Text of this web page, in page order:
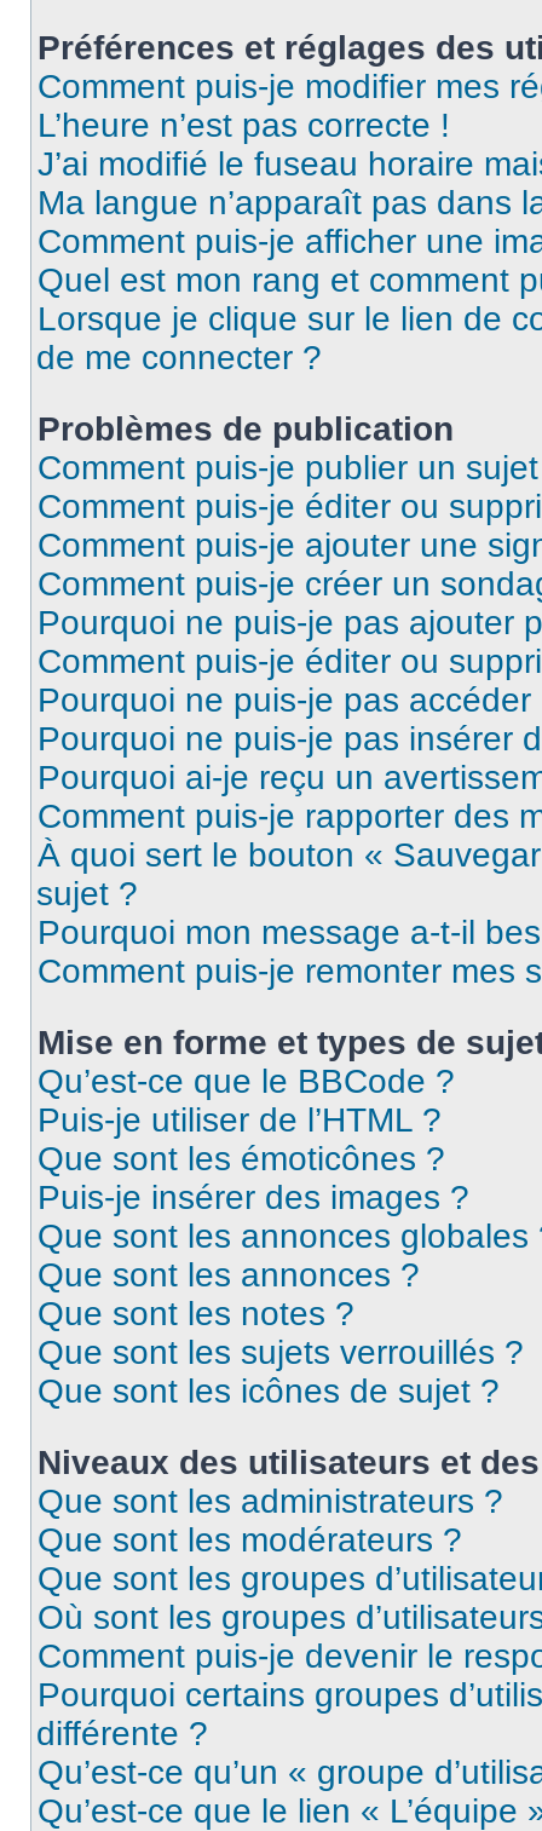
Préférences et réglages des
Comment puis-je modifier mes
L’heure n’est pas correcte !
J’ai modifié le fuseau horaire
Ma langue n’apparaît pas dans
Comment puis-je afficher une
Quel est mon rang et comment
Lorsque je clique sur le lien de
de me connecter ?
Problèmes de publication
Comment puis-je publier un
Comment puis-je éditer ou
Comment puis-je ajouter une
Comment puis-je créer un
Pourquoi ne puis-je pas ajouter
Comment puis-je éditer ou
Pourquoi ne puis-je pas
Pourquoi ne puis-je pas insérer
Pourquoi ai-je reçu un
Comment puis-je rapporter des
À quoi sert le bouton «
sujet ?
Pourquoi mon message a-t-il
Comment puis-je remonter mes
Mise en forme et types de
Qu’est-ce que le BBCode ?
Puis-je utiliser de l’HTML ?
Que sont les émoticônes ?
Puis-je insérer des images ?
Que sont les annonces globales
Que sont les annonces ?
Que sont les notes ?
Que sont les sujets verrouillés ?
Que sont les icônes de sujet ?
Niveaux des utilisateurs et
Que sont les administrateurs ?
Que sont les modérateurs ?
Que sont les groupes
Où sont les groupes
Comment puis-je devenir le
Pourquoi certains groupes
différente ?
Qu’est-ce qu’un « groupe
Qu’est-ce que le lien « L’équipe